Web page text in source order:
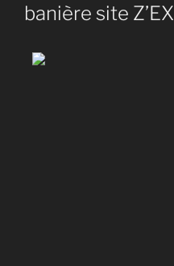
banière site Z’EX